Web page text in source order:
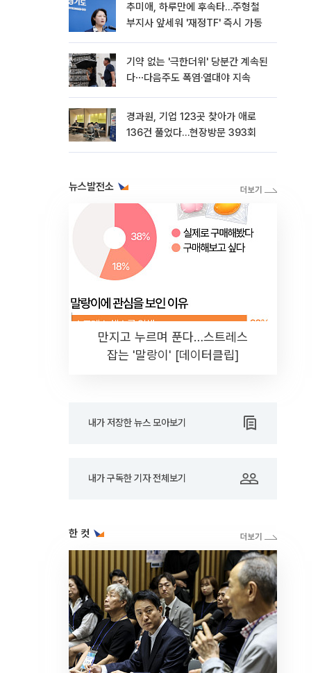
추미애, 하루만에 후속타…주형철
부지사 앞세워 '재정TF' 즉시 가동
기약 없는 '극한더위' 당분간 계속된
다⋯다음주도 폭염·열대야 지속
경과원, 기업 123곳 찾아가 애로
136건 풀었다…현장방문 393회
뉴스발전소
만지고 누르며 푼다…스트레스
잡는 '말랑이' [데이터클립]
내가 저장한 뉴스 모아보기
내가 구독한 기자 전체보기
한 컷